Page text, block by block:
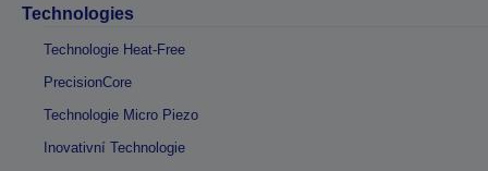
Technologies
Technologie Heat-Free
PrecisionCore
Technologie Micro Piezo
Inovativní Technologie